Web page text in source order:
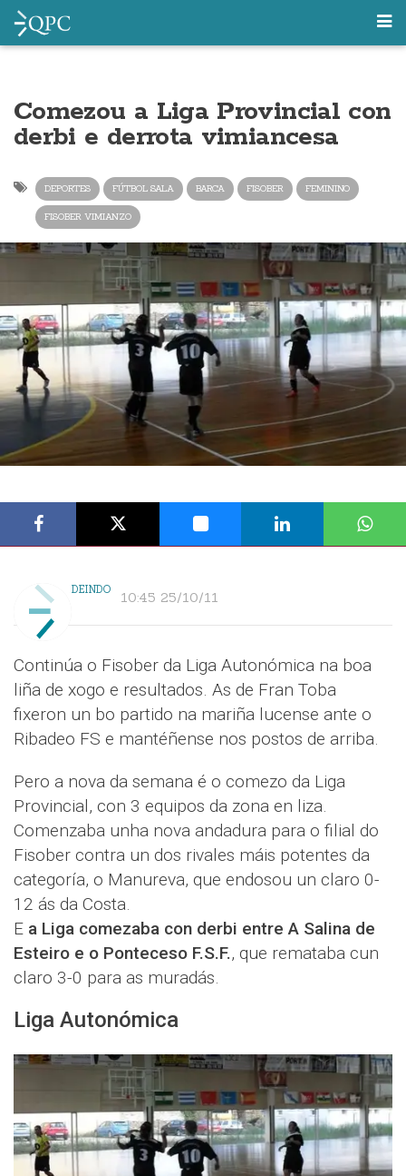
Comezou a Liga Provincial con
derbi e derrota vimiancesa
DEPORTES FÚTBOL SALA BARCA FISOBER FEMININO
FISOBER VIMIANZO
DEINDO 10:45 25/10/11
Continúa o Fisober da Liga Autonómica na boa
liña de xogo e resultados. As de Fran Toba
fixeron un bo partido na mariña lucense ante o
Ribadeo FS e mantéñense nos postos de arriba.
Pero a nova da semana é o comezo da Liga
Provincial, con 3 equipos da zona en liza.
Comenzaba unha nova andadura para o filial do
Fisober contra un dos rivales máis potentes da
categoría, o Manureva, que endosou un claro 0-
12 ás da Costa.
E a Liga comezaba con derbi entre A Salina de
Esteiro e o Ponteceso F.S.F., que remataba cun
claro 3-0 para as muradás.
Liga Autonómica